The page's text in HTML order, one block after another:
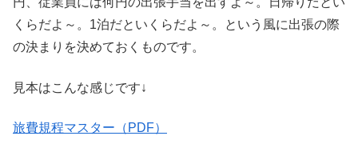
くらだよ～。1泊だといくらだよ～。という風に出張の際
の決まりを決めておくものです。
見本はこんな感じです↓
旅費規程マスター（PDF）